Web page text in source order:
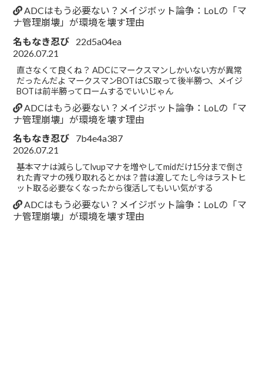
ADCはもう必要ない？メイジボット論争：LoLの「マ
ナ管理崩壊」が環境を壊す理由
名もなき忍び
22d5a04ea
2026.07.21
直さなくて良くね？ ADCにマークスマンしかいない方が異常
だったんだよ マークスマンBOTはCS取って後半勝つ、メイジ
BOTは前半勝ってロームするでいいじゃん
ADCはもう必要ない？メイジボット論争：LoLの「マ
ナ管理崩壊」が環境を壊す理由
名もなき忍び
7b4e4a387
2026.07.21
基本マナは減らしてlvupマナを増やしてmidだけ15分まで倒さ
れた青マナの残り取れるとかは？昔は渡してたし今はラストヒ
ット取る必要なくなったから復活してもいい気がする
ADCはもう必要ない？メイジボット論争：LoLの「マ
ナ管理崩壊」が環境を壊す理由